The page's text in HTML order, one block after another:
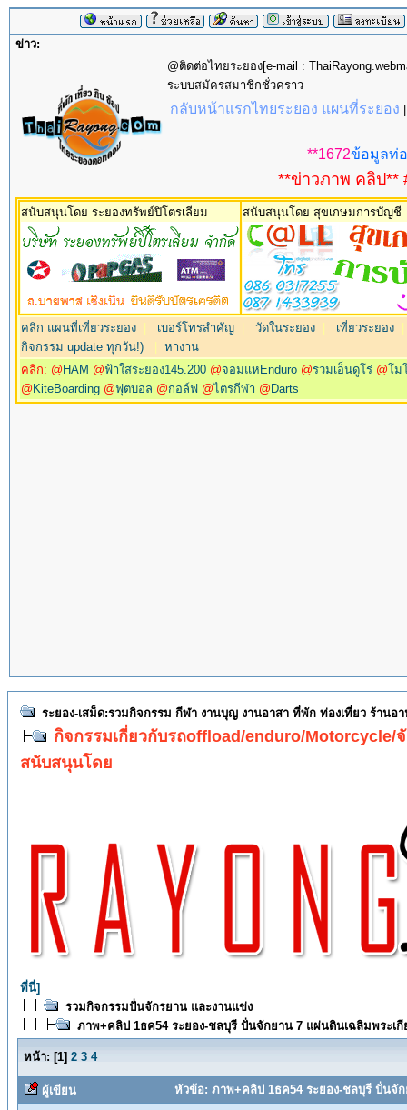
ข่าว:
@ติดต่อไทยระยอง[e-mail :
ระบบสมัครสมาชิกชั่วคราว
กลับหน้าแรกไทยระยอง แผนที่ระยอง
**1672ข้อมูลท่
**ข่าวภาพ คลิป**
สนับสนุนโดย ระยองทรัพย์ปิโตรเลียม สนับสนุนโดย สุขเกษมการบัญชี
คลิก แผนที่เที่ยวระยอง เบอร์โทรสำคัญ วัดในระยอง เที่ยวระยอง
กิจกรรม update ทุกวัน!) |หางาน
คลิก: @ HAM @ฟ้าใสระยอง145.200 @จอมแหEnduro @รวมเอ็นดูโร่ @โม
@ KiteBoarding @ฟุตบอล @กอล์ฟ @ไตรกีฬา @ Darts
ระยอง-เสม็ด:รวมกิจกรรม กีฬา งานบุญ งานอาสา ที่พัก ท่องเที่ยว ร้านอ
กิจกรรมเกี่ยวกับรถoffload/enduro/Motorcycle/
สนับสนุนโดย
ที่นี่]
รวมกิจกรรมปั่นจักรยาน และงานแข่ง
ภาพ+คลิป 1ธค54 ระยอง-ชลบุรี ปั่นจักยาน 7 แผ่นดินเฉลิมพระเกี
หน้า: [1] 2 3 4
ผู้เขียน หัวข้อ: ภาพ+คลิป 1ธค54 ระยอง-ชลบุรี ปั่นจั